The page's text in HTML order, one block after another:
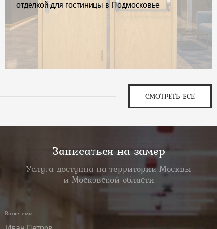
отделкой для гостиницы в Подмосковье
СМОТРЕТЬ ВСЕ
Записаться на замер
Услуга доступна на территории Москвы
и Московской области
Ваше имя: